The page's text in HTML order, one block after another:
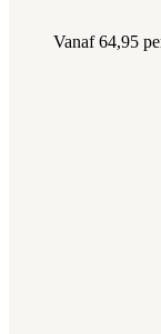
Vanaf 64,95